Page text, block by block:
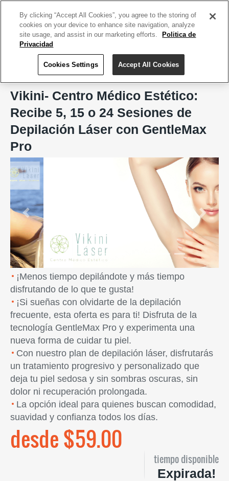
Vikini- Centro Médico Estético, Carolina
Vikini- Centro Médico Estético:
Recibe 5, 15 o 24 Sesiones de
Depilación Láser con GentleMax
Pro
Previous Next
¡Menos tiempo depilándote y más tiempo
disfrutando de lo que te gusta!
¡Si sueñas con olvidarte de la depilación
frecuente, esta oferta es para ti! Disfruta de la
tecnología GentleMax Pro y experimenta una
nueva forma de cuidar tu piel.
Con nuestro plan de depilación láser, disfrutarás
un tratamiento progresivo y personalizado que
deja tu piel sedosa y sin sombras oscuras, sin
dolor ni recuperación prolongada.
La opción ideal para quienes buscan comodidad,
suavidad y confianza todos los días.
desde $59.00
tiempo disponible
Expirada!
By clicking “Accept All Cookies”, you agree to the storing of
cookies on your device to enhance site navigation, analyze
site usage, and assist in our marketing efforts.
Politica de
Privacidad
Cookies Settings Accept All Cookies